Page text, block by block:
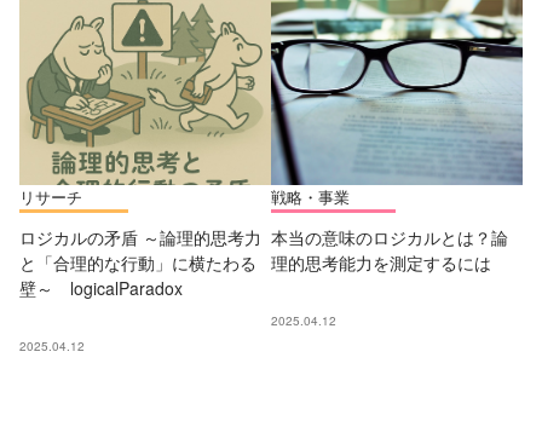
リサーチ
ロジカルの矛盾 ～論理的思考力
と「合理的な行動」に横たわる
壁～ logicalParadox
2025.04.12
戦略・事業
本当の意味のロジカルとは？論
理的思考能力を測定するには
2025.04.12